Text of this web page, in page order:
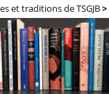
et traditions de TSGJB>